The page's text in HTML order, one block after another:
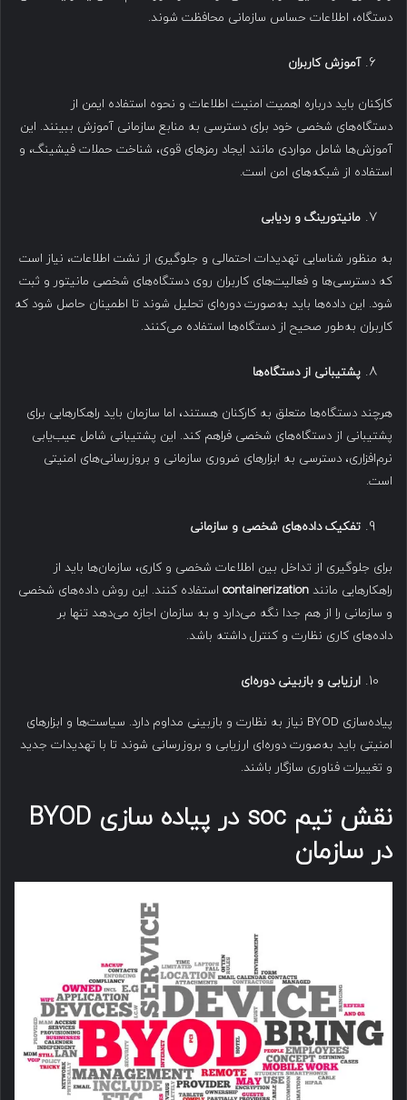
دستگاه، اطلاعات حساس سازمانی محافظت شوند.
آموزش کاربران
کارکنان باید درباره اهمیت امنیت اطلاعات و نحوه استفاده ایمن از
دستگاه‌های شخصی خود برای دسترسی به منابع سازمانی آموزش ببینند. این
آموزش‌ها شامل مواردی مانند ایجاد رمزهای قوی، شناخت حملات فیشینگ، و
استفاده از شبکه‌های امن است.
مانیتورینگ و ردیابی
به منظور شناسایی تهدیدات احتمالی و جلوگیری از نشت اطلاعات، نیاز است
که دسترسی‌ها و فعالیت‌های کاربران روی دستگاه‌های شخصی مانیتور و ثبت
شود. این داده‌ها باید به‌صورت دوره‌ای تحلیل شوند تا اطمینان حاصل شود که
کاربران به‌طور صحیح از دستگاه‌ها استفاده می‌کنند.
پشتیبانی از دستگاه‌ها
هرچند دستگاه‌ها متعلق به کارکنان هستند، اما سازمان باید راهکارهایی برای
پشتیبانی از دستگاه‌های شخصی فراهم کند. این پشتیبانی شامل عیب‌یابی
نرم‌افزاری، دسترسی به ابزارهای ضروری سازمانی و بروزرسانی‌های امنیتی
است.
تفکیک داده‌های شخصی و سازمانی
برای جلوگیری از تداخل بین اطلاعات شخصی و کاری، سازمان‌ها باید از
راهکارهایی مانند containerization استفاده کنند. این روش داده‌های شخصی
و سازمانی را از هم جدا نگه می‌دارد و به سازمان اجازه می‌دهد تنها بر
داده‌های کاری نظارت و کنترل داشته باشد.
ارزیابی و بازبینی دوره‌ای
پیاده‌سازی BYOD نیاز به نظارت و بازبینی مداوم دارد. سیاست‌ها و ابزارهای
امنیتی باید به‌صورت دوره‌ای ارزیابی و بروزرسانی شوند تا با تهدیدات جدید
و تغییرات فناوری سازگار باشند.
نقش تیم در پیاده سازی
در سازمان